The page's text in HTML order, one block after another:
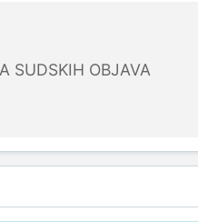
SUDSKIH OBJAVA